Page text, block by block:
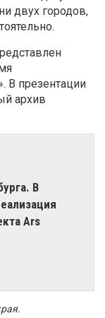
двух городов,
В презентации
архив
​В
Ars